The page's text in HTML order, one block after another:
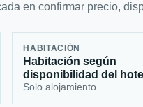
en confirmar precio,
HABITACIÓN
Habitación según
disponibilidad del hotel
Solo alojamiento